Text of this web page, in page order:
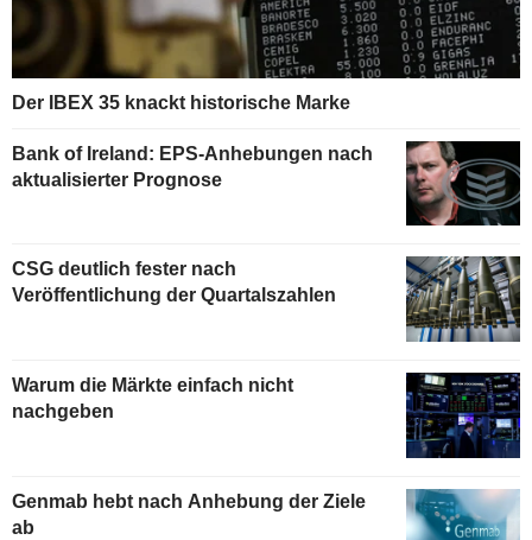
Der IBEX 35 knackt historische Marke
Bank of Ireland: EPS-Anhebungen nach
aktualisierter Prognose
CSG deutlich fester nach
Veröffentlichung der Quartalszahlen
Warum die Märkte einfach nicht
nachgeben
Genmab hebt nach Anhebung der Ziele
ab